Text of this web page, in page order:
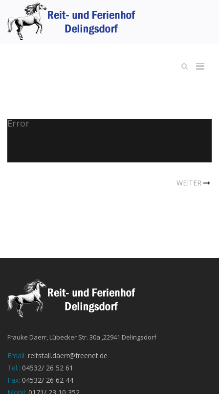
Error
WEITER
Frauke Daerr, Lübecker Str. 30a ,22941 Delingsdorf
Email: reitstall.daerr@freenet.de
Tel.: 04532/ 26 52 61
Fax: 04532/ 26 62 44